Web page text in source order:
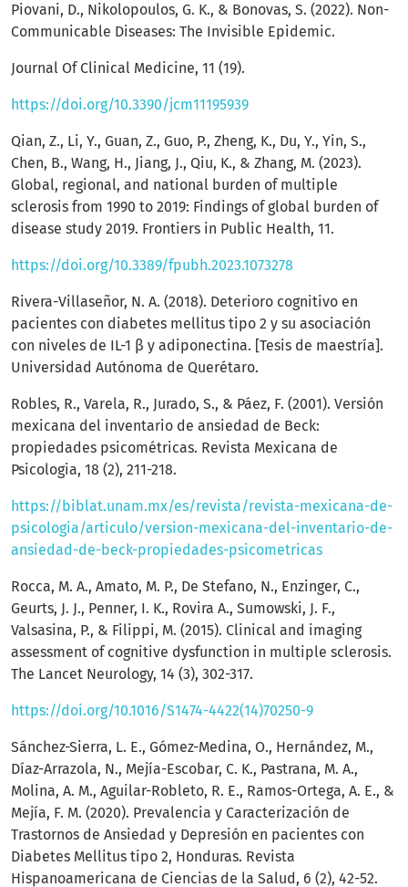
Piovani, D., Nikolopoulos, G. K., & Bonovas, S. (2022). Non-
Communicable Diseases: The Invisible Epidemic.
Journal Of Clinical Medicine, 11 (19).
https://doi.org/10.3390/jcm11195939
Qian, Z., Li, Y., Guan, Z., Guo, P., Zheng, K., Du, Y., Yin, S.,
Chen, B., Wang, H., Jiang, J., Qiu, K., & Zhang, M. (2023).
Global, regional, and national burden of multiple
sclerosis from 1990 to 2019: Findings of global burden of
disease study 2019. Frontiers in Public Health, 11.
https://doi.org/10.3389/fpubh.2023.1073278
Rivera-Villaseñor, N. A. (2018). Deterioro cognitivo en
pacientes con diabetes mellitus tipo 2 y su asociación
con niveles de IL-1 β y adiponectina. [Tesis de maestría].
Universidad Autónoma de Querétaro.
Robles, R., Varela, R., Jurado, S., & Páez, F. (2001). Versión
mexicana del inventario de ansiedad de Beck:
propiedades psicométricas. Revista Mexicana de
Psicologia, 18 (2), 211-218.
https://biblat.unam.mx/es/revista/revista-mexicana-de-
psicologia/articulo/version-mexicana-del-inventario-de-
ansiedad-de-beck-propiedades-psicometricas
Rocca, M. A., Amato, M. P., De Stefano, N., Enzinger, C.,
Geurts, J. J., Penner, I. K., Rovira A., Sumowski, J. F.,
Valsasina, P., & Filippi, M. (2015). Clinical and imaging
assessment of cognitive dysfunction in multiple sclerosis.
The Lancet Neurology, 14 (3), 302-317.
https://doi.org/10.1016/S1474-4422(14)70250-9
Sánchez-Sierra, L. E., Gómez-Medina, O., Hernández, M.,
Díaz-Arrazola, N., Mejía-Escobar, C. K., Pastrana, M. A.,
Molina, A. M., Aguilar-Robleto, R. E., Ramos-Ortega, A. E., &
Mejía, F. M. (2020). Prevalencia y Caracterización de
Trastornos de Ansiedad y Depresión en pacientes con
Diabetes Mellitus tipo 2, Honduras. Revista
Hispanoamericana de Ciencias de la Salud, 6 (2), 42-52.